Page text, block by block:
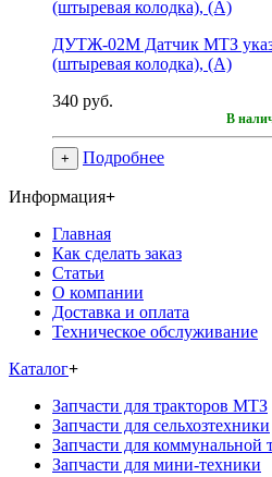
ДУТЖ-02М Датчик МТЗ
(штыревая колодка), (А)
340 руб.
В
+ Подробнее
Информация+
Главная
Как сделать заказ
Статьи
О компании
Доставка и оплата
Техническое обслуживание
Каталог+
Запчасти для тракторов МТЗ
Запчасти для сельхозтехники
Запчасти для коммунальной
Запчасти для мини-техники